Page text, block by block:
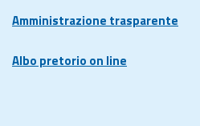
Amministrazione trasparente
Albo pretorio on line